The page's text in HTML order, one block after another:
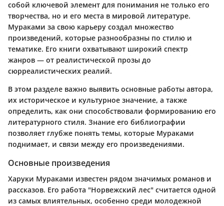
собой ключевой элемент для понимания не только его
творчества, но и его места в мировой литературе.
Мураками за свою карьеру создал множество
произведений, которые разнообразны по стилю и
тематике. Его книги охватывают широкий спектр
жанров — от реалистической прозы до
сюрреалистических реалий.
В этом разделе важно выявить основные работы автора,
их историческое и культурное значение, а также
определить, как они способствовали формированию его
литературного стиля. Знание его библиографии
позволяет глубже понять темы, которые Мураками
поднимает, и связи между его произведениями.
Основные произведения
Харуки Мураками известен рядом значимых романов и
рассказов. Его работа "Норвежский лес" считается одной
из самых влиятельных, особенно среди молодежной